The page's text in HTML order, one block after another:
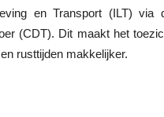
en Transport (ILT) via
(CDT). Dit maakt het
rusttijden makkelijker.